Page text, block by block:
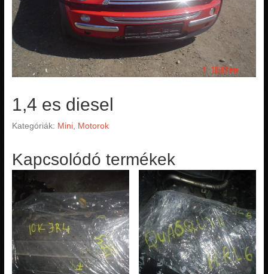
1,4 es diesel
Kategóriák: Mini, Motorok
Kapcsolódó termékek